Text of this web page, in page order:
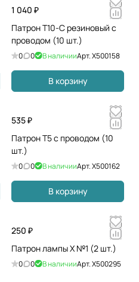
1 040 ₽
Патрон T10-C резиновый с
проводом (10 шт.)
0 0 В наличииАрт.X500158
В корзину
535 ₽
Патрон T5 с проводом (10
шт.)
0 0 В наличииАрт.X500162
В корзину
250 ₽
Патрон лампы X №1 (2 шт.)
0 0 В наличииАрт.X500295